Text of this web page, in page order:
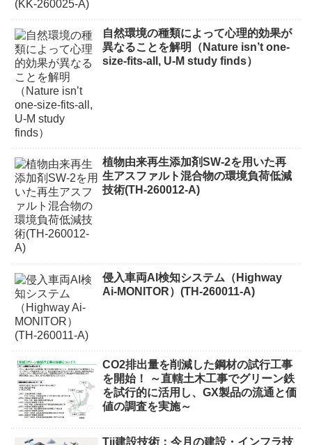
自然環境の種類によって心理的効果が
異なることを解明（Nature isn’t one-
size-fits-all, U-M study finds）
植物由来再生添加剤SW-2を用いた再
生アスファルト混合物の環境負荷低減
技術(TH-260012-A)
侵入車両AI検知システム（Highway
Ai-MONITOR）(TH-260011-A)
CO2排出量を削減した鋼材の試行工事
を開始！ ～直轄土木工事でグリーン鉄
を試行的に活用し、GX製品の流通と価
値の調査を実施～
Tii建設技術：今月の建設・インフラ技